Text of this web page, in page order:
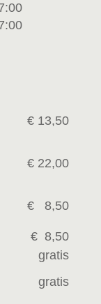
€ 13,50
€ 22,00
€ 8,50
€ 8,50
gratis
gratis